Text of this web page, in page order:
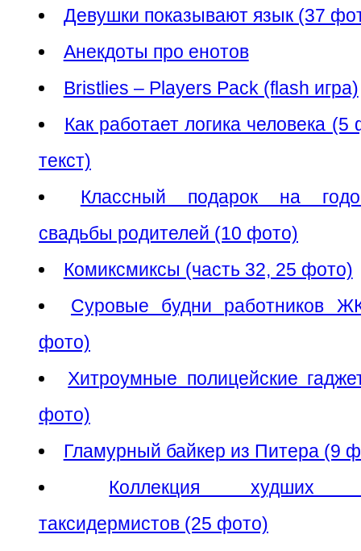
Девушки показывают язык (37
Анекдоты про енотов
Bristlies – Players Pack (flash игра)
Как работает логика человека (5
текст)
Классный подарок на
свадьбы родителей (10 фото)
Комиксмиксы (часть 32, 25 фото)
Суровые будни работников
фото)
Хитроумные полицейские
фото)
Гламурный байкер из Питера (9
Коллекция худших
таксидермистов (25 фото)